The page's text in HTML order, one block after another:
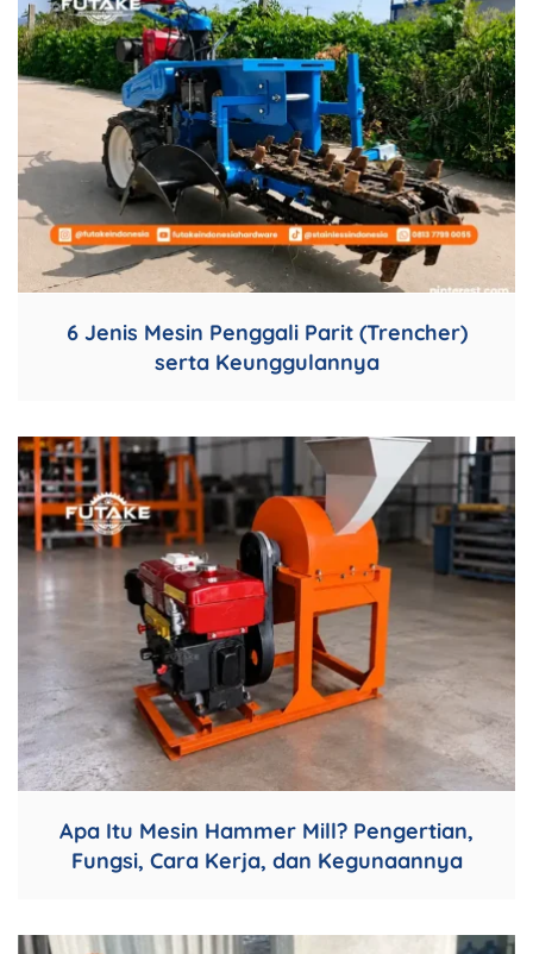
6 Jenis Mesin Penggali Parit (Trencher)
serta Keunggulannya
Apa Itu Mesin Hammer Mill? Pengertian,
Fungsi, Cara Kerja, dan Kegunaannya